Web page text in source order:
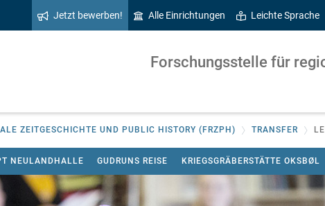
Jetzt bewerben! Alle Einrichtungen Leichte Sprache
Forschungsstelle für
ZEITGESCHICHTE UND PUBLIC HISTORY (FRZPH) TRANSFER
NEULANDHALLE GUDRUNS REISE KRIEGSGRÄBERSTÄTTE OKSBØL